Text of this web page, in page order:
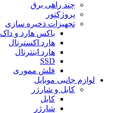
چند راهی برق
پروژکتور
تجهیزات ذخیره سازی
باکس هارد و داک
هارد اکسترنال
هارد اینترنال
SSD
فلش مموری
لوازم جانبی موبایل
کابل و شارژر
کابل
شارژر